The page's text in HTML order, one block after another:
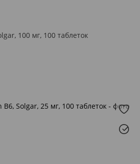
100 мг, 100 таблеток